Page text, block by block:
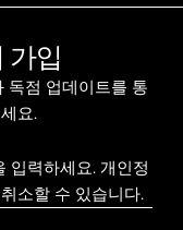
가입
독점 업데이트를 통
요.
입력하세요. 개인정
소할 수 있습니다.